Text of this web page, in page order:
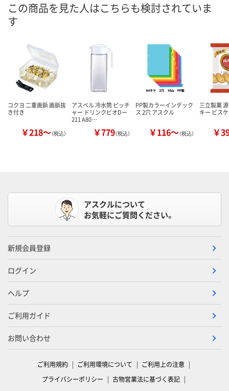
この商品を見た人はこちらも検討されていま
す
コクヨ 二重画鋲 画鋲抜
き付き
￥218～（税込）
アスベル 冷水筒 ピッチ
ャー ドリンクビオDー
211 A80…
￥779（税込）
PP製カラーインデック
ス 2穴 アスクル
￥116～（税込）
三立製菓
キー ビス
￥
アスクルについて
お気軽にご質問ください。
新規会員登録
ログイン
ヘルプ
ご利用ガイド
お問い合わせ
ご利用規約 ご利用環境について
ご利用上の注意
プライバシーポリシー
古物営業法に基づく表記